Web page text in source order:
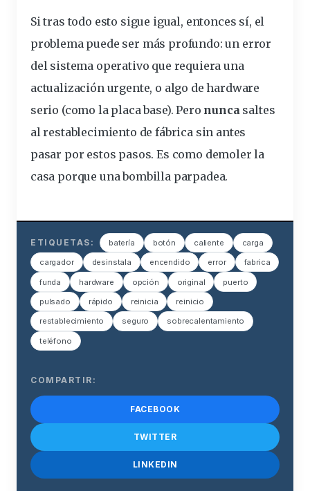
Si tras todo esto sigue igual, entonces sí, el
problema puede ser más profundo: un error
del sistema operativo que requiera una
actualización urgente, o algo de hardware
serio (como la placa base). Pero nunca saltes
al restablecimiento de fábrica sin antes
pasar por estos pasos. Es como demoler la
casa porque una bombilla parpadea.
ETIQUETAS: batería botón caliente carga
cargador desinstala encendido error fabrica
funda hardware opción original puerto
pulsado rápido reinicia reinicio
restablecimiento seguro sobrecalentamiento
teléfono
COMPARTIR:
FACEBOOK
TWITTER
LINKEDIN